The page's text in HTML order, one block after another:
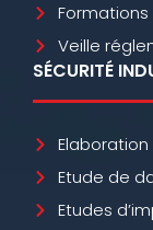
Formations
Veille
SÉCURITÉ
Etude de
Etudes